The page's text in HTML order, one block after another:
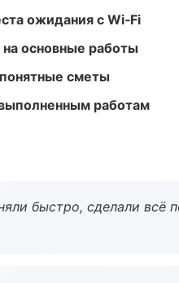
ожидания с Wi‑Fi
основные работы
сметы
работам
быстро, сделали всё